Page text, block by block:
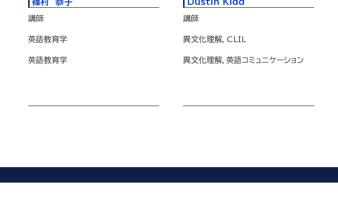
講師
英語教育学
英語教育学
講師
異文化理解, CLIL
異文化理解，英語コミュニケーション